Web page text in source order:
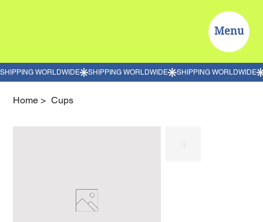
Menu
Home > Cups